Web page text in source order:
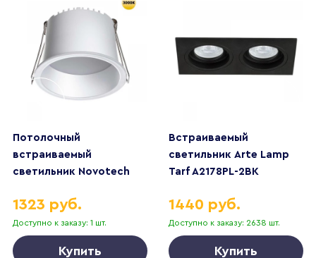
Потолочный
встраиваемый
светильник Novotech
Доступно к заказу: 1 шт.
1323 руб.
Купить
Встраиваемый
светильник Arte Lamp
Tarf A2178PL-2BK
Доступно к заказу: 2638 шт.
1440 руб.
Купить